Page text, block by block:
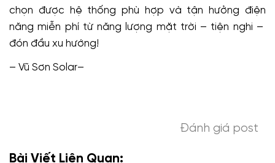
chọn được hệ thống phù hợp và tận hưởng điện
năng miễn phí từ năng lượng mặt trời – tiện nghi –
đón đầu xu hướng!
– Vũ Sơn Solar–
Đánh giá post
Bài Viết Liên Quan: